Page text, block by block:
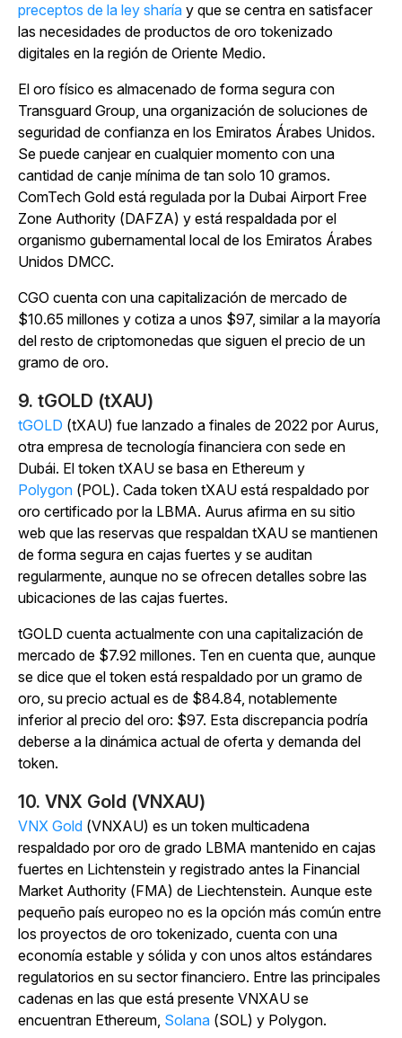
preceptos de la ley sharía y que se centra en satisfacer
las necesidades de productos de oro tokenizado
digitales en la región de Oriente Medio.
El oro físico es almacenado de forma segura con
Transguard Group, una organización de soluciones de
seguridad de confianza en los Emiratos Árabes Unidos.
Se puede canjear en cualquier momento con una
cantidad de canje mínima de tan solo 10 gramos.
ComTech Gold está regulada por la Dubai Airport Free
Zone Authority (DAFZA) y está respaldada por el
organismo gubernamental local de los Emiratos Árabes
Unidos DMCC.
CGO cuenta con una capitalización de mercado de
$10.65 millones y cotiza a unos $97, similar a la mayoría
del resto de criptomonedas que siguen el precio de un
gramo de oro.
9. tGOLD (tXAU)
tGOLD (tXAU) fue lanzado a finales de 2022 por Aurus,
otra empresa de tecnología financiera con sede en
Dubái. El token tXAU se basa en Ethereum y
Polygon (POL). Cada token tXAU está respaldado por
oro certificado por la LBMA. Aurus afirma en su sitio
web que las reservas que respaldan tXAU se mantienen
de forma segura en cajas fuertes y se auditan
regularmente, aunque no se ofrecen detalles sobre las
ubicaciones de las cajas fuertes.
tGOLD cuenta actualmente con una capitalización de
mercado de $7.92 millones. Ten en cuenta que, aunque
se dice que el token está respaldado por un gramo de
oro, su precio actual es de $84.84, notablemente
inferior al precio del oro: $97. Esta discrepancia podría
deberse a la dinámica actual de oferta y demanda del
token.
10. VNX Gold (VNXAU)
VNX Gold (VNXAU) es un token multicadena
respaldado por oro de grado LBMA mantenido en cajas
fuertes en Lichtenstein y registrado antes la Financial
Market Authority (FMA) de Liechtenstein. Aunque este
pequeño país europeo no es la opción más común entre
los proyectos de oro tokenizado, cuenta con una
economía estable y sólida y con unos altos estándares
regulatorios en su sector financiero. Entre las principales
cadenas en las que está presente VNXAU se
encuentran Ethereum, Solana (SOL) y Polygon.